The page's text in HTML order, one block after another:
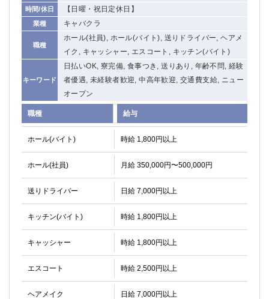
時間/休日 【日曜・祝日定休日】
業種 キャバクラ
職種
ホール(社員), ホール(バイト), 送りドライバー, ヘアメ
イク, キャッシャー, エスコート, キッチン(バイト)
キーワード
日払いOK, 寮完備, 食事つき, 送りあり, 年齢不問, 経験
者優遇, 未経験者歓迎, 中高年歓迎, 交通費支給, ニュー
オープン
職種 給与
ホール(バイト) 時給 1,800円以上
ホール(社員) 月給 350,000円〜500,000円
送りドライバー 日給 7,000円以上
キッチン(バイト) 時給 1,800円以上
キャッシャー 時給 1,800円以上
エスコート 時給 2,500円以上
ヘアメイク 日給 7,000円以上
高崎 館林
0 件 選択した内容で設定